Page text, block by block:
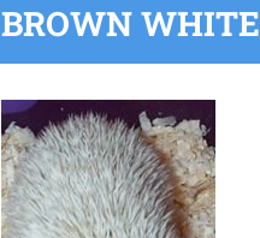
BROWN WHITE